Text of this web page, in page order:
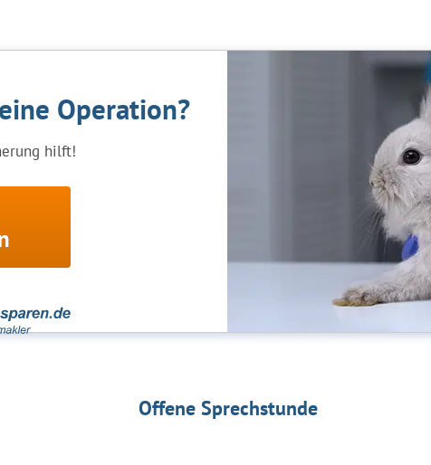
Operation?
hilft!
Offene Sprechstunde